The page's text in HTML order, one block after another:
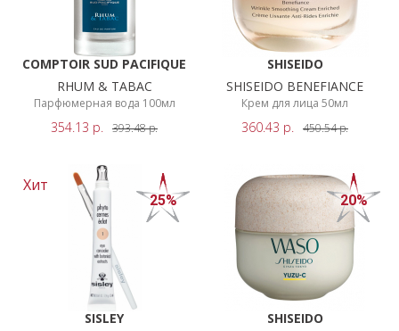
COMPTOIR SUD PACIFIQUE
RHUM & TABAC
Парфюмерная вода 100мл
354.13 р. 393.48р.
SHISEIDO
SHISEIDO BENEFIANCE
Крем для лица 50мл
360.43 р. 450.54р.
Хит
25%
SISLEY
20%
SHISEIDO